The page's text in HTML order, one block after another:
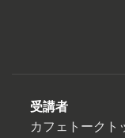
受講者
カフェトークト